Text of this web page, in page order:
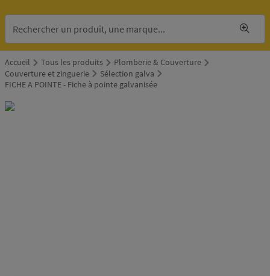
Accueil Tous les produits
Plomberie & Couverture
Couverture et zinguerie
Sélection galva
FICHE A POINTE - Fiche à pointe galvanisée